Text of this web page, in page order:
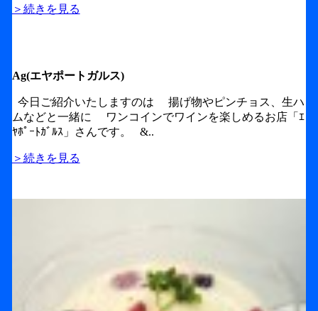
＞続きを見る
Ag(エヤポートガルス)
今日ご紹介いたしますのは 揚げ物やピンチョス、生ハ
ムなどと一緒に ワンコインでワインを楽しめるお店「ｴ
ﾔﾎﾟｰﾄｶﾞﾙｽ」さんです。 &..
＞続きを見る